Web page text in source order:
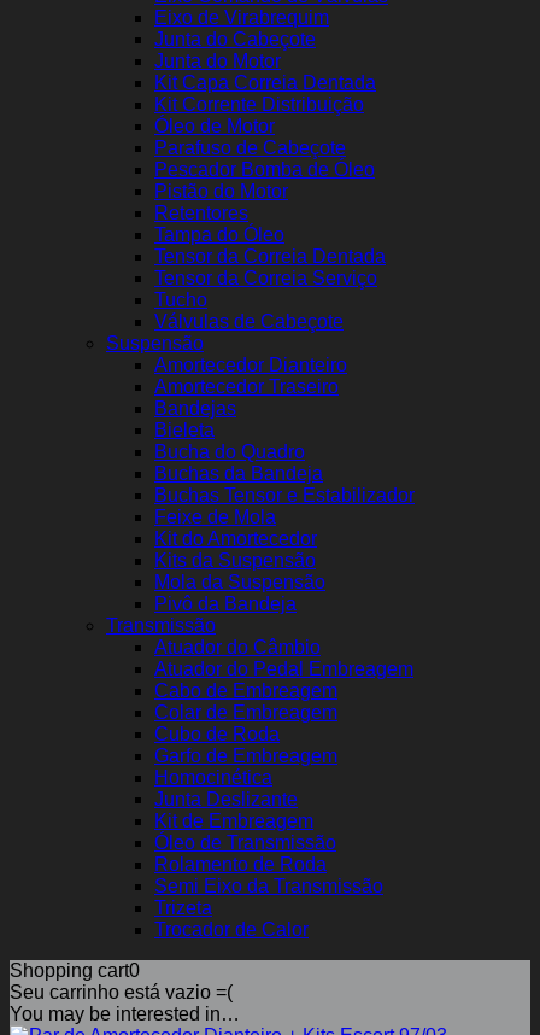
Eixo de Virabrequim
Junta do Cabeçote
Junta do Motor
Kit Capa Correia Dentada
Kit Corrente Distribuição
Óleo de Motor
Parafuso de Cabeçote
Pescador Bomba de Óleo
Pistão do Motor
Retentores
Tampa do Óleo
Tensor da Correia Dentada
Tensor da Correia Serviço
Tucho
Válvulas de Cabeçote
Suspensão
Amortecedor Dianteiro
Amortecedor Traseiro
Bandejas
Bieleta
Bucha do Quadro
Buchas da Bandeja
Buchas Tensor e Estabilizador
Feixe de Mola
Kit do Amortecedor
Kits da Suspensão
Mola da Suspensão
Pivô da Bandeja
Transmissão
Atuador do Câmbio
Atuador do Pedal Embreagem
Cabo de Embreagem
Colar de Embreagem
Cubo de Roda
Garfo de Embreagem
Homocinética
Junta Deslizante
Kit de Embreagem
Óleo de Transmissão
Rolamento de Roda
Semi Eixo da Transmissão
Trizeta
Trocador de Calor
Shopping cart0
Seu carrinho está vazio =(
You may be interested in…